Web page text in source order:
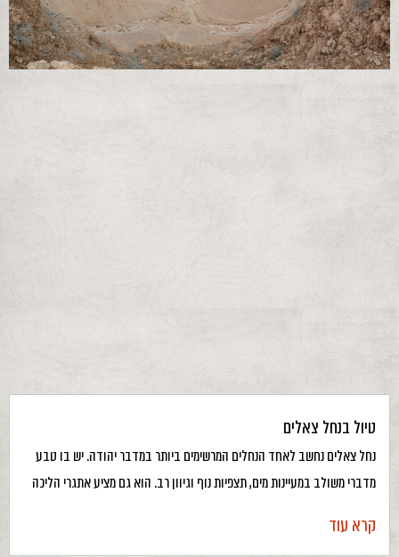
טיול בנחל צאלים
נחל צאלים נחשב לאחד הנחלים המרשימים ביותר במדבר יהודה. יש בו טבע
מדברי משולב במעיינות מים, תצפיות נוף וגיוון רב. הוא גם מציע אתגרי הליכה
קרא עוד